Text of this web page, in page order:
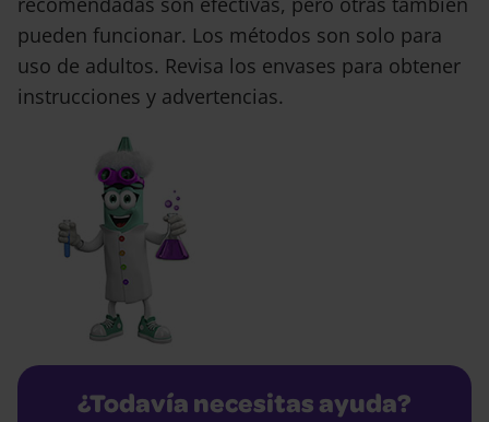
pueden funcionar. Los métodos son solo para
uso de adultos. Revisa los envases para obtener
instrucciones y advertencias.
¿Todavía necesitas ayuda?